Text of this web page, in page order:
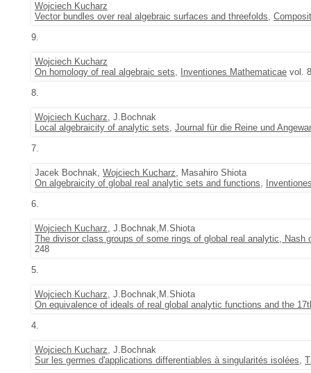
Wojciech Kucharz
Vector bundles over real algebraic surfaces and threefolds,
9.
Wojciech Kucharz
On homology of real algebraic sets, Inventiones Mathematicae vol.
8.
Wojciech Kucharz, J.Bochnak
Local algebraicity of analytic sets, Journal für die Reine und
7.
Jacek Bochnak, Wojciech Kucharz, Masahiro Shiota
On algebraicity of global real analytic sets and functions,
6.
Wojciech Kucharz, J.Bochnak,M.Shiota
The divisor class groups of some rings of global real analytic, Nash
248
5.
Wojciech Kucharz, J.Bochnak,M.Shiota
On equivalence of ideals of real global analytic functions and the
4.
Wojciech Kucharz, J.Bochnak
Sur les germes d'applications differentiables à singularités isolées,